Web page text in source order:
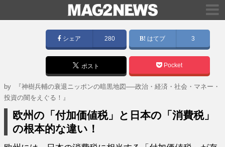
シェア 280 はてブ 3
ポスト Pocket
by
『神樹兵輔の衰退ニッポンの暗黒地図──政治・経済・社会・マネー・
投資の闇をえぐる！』
欧州の「付加価値税」と日本の「消費税」
の根本的な違い！